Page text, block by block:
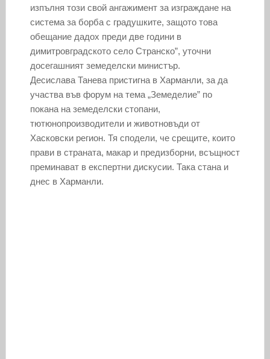
изпълня този свой ангажимент за изграждане на
система за борба с градушките, защото това
обещание дадох преди две години в
димитровградското село Странско”, уточни
досегашният земеделски министър.
Десислава Танева пристигна в Харманли, за да
участва във форум на тема „Земеделие” по
покана на земеделски стопани,
тютюнопроизводители и животновъди от
Хасковски регион. Тя сподели, че срещите, които
прави в страната, макар и предизборни, всъщност
преминават в експертни дискусии. Така стана и
днес в Харманли.